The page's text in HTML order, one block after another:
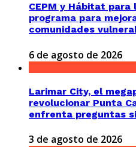
CEPM y Hábitat para
programa para
comunidades
6 de agosto de 2026
Larimar City, el
revolucionar Punta
enfrenta preguntas
3 de agosto de 2026